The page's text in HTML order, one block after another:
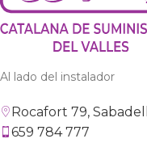
Al lado del instalador
Rocafort 79, Sabadell
659 784 777